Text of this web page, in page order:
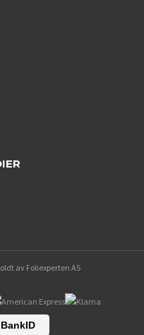
av Foliexperten AS
BankID